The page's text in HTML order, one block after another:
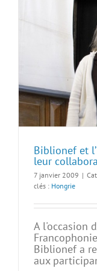
Biblionef et
leur
7 janvier 2009 |
clés : Hongrie
A l'occasion
Biblionef a
aux